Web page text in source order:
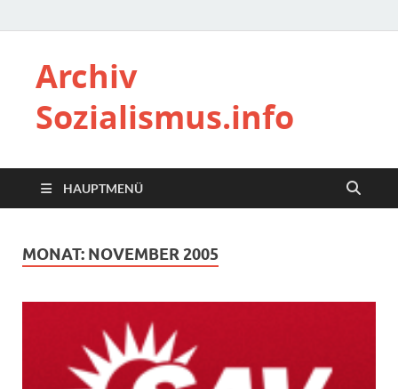
Archiv
Sozialismus.info
HAUPTMENÜ
MONAT: NOVEMBER 2005